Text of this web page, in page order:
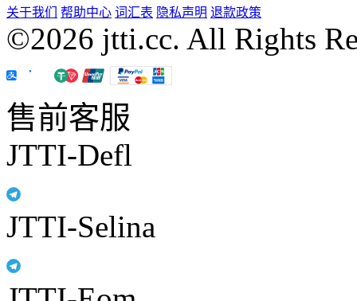
关于我们 帮助中心 词汇表 隐私声明 退款政策
©2026 jtti.cc. All Rights
售前客服
JTTI-Defl
JTTI-Selina